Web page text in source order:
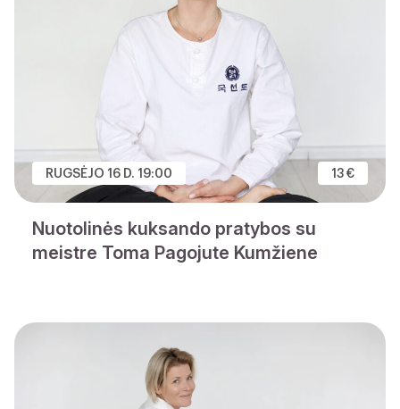
RUGSĖJO 16 D. 19:00 13 €
Nuotolinės kuksando pratybos su
meistre Toma Pagojute Kumžiene